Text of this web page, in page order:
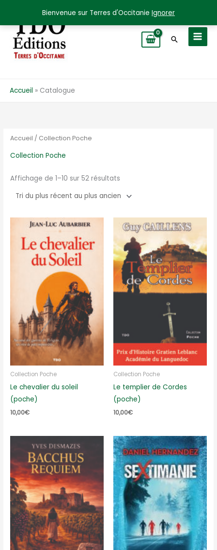
Bienvenue sur Terres d'Occitanie Ignorer
contenu
Accueil Catalogue
Accueil / Collection Poche
Collection Poche
Affichage de 1–10 sur 52 résultats
récent
ancien
Collection Poche
Le chevalier du soleil
(poche)
10,00€
Collection Poche
Le templier de Cordes
(poche)
10,00€